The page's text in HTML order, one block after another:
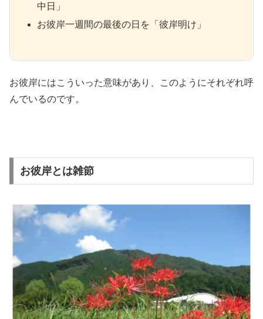
中日」
お彼岸一週間の最後の日を「彼岸明け」
お彼岸にはこういった意味があり、このようにそれぞれ呼
んでいるのです。
お彼岸とは雑節